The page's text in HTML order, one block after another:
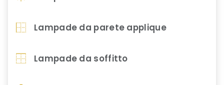
Lampade da parete applique
Lampade da soffitto